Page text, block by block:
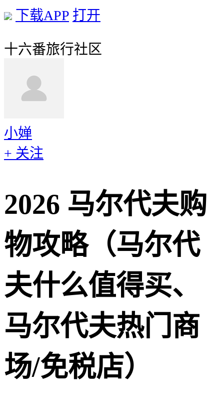
下载APP 打开
十六番旅行社区
小婵
+ 关注
2026 马尔代夫购
物攻略（马尔代
夫什么值得买、
马尔代夫热门商
场/免税店）